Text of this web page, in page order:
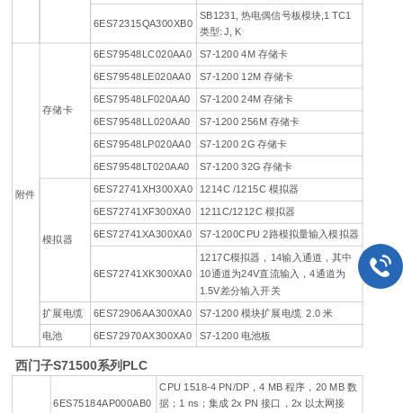
6ES72315QA300XB0
SB1231, 热电偶信号板模块,1 TC1
类型: J, K
附件
存储卡
6ES79548LC020AA0
S7-1200 4M 存储卡
6ES79548LE020AA0
S7-1200 12M 存储卡
6ES79548LF020AA0
S7-1200 24M 存储卡
6ES79548LL020AA0
S7-1200 256M 存储卡
6ES79548LP020AA0
S7-1200 2G 存储卡
6ES79548LT020AA0 S7-1200 32G 存储卡
模拟器
6ES72741XH300XA0 1214C /1215C 模拟器
6ES72741XF300XA0
1211C/1212C 模拟器
6ES72741XA300XA0
S7-1200CPU 2路模拟量输入模拟器
6ES72741XK300XA0
1217C模拟器，14输入通道，其中
10通道为24V直流输入，4通道为
1.5V差分输入开关
扩展电缆
6ES72906AA300XA0
S7-1200 模块扩展电缆 2.0 米
电池
6ES72970AX300XA0 S7-1200 电池板
西门子S71500系列PLC
6ES75184AP000AB0
CPU 1518-4 PN/DP，4 MB 程序，20 MB 数
据；1 ns；集成 2x PN 接口，2x 以太网接